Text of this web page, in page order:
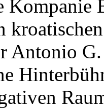
Kompanie
Antonio